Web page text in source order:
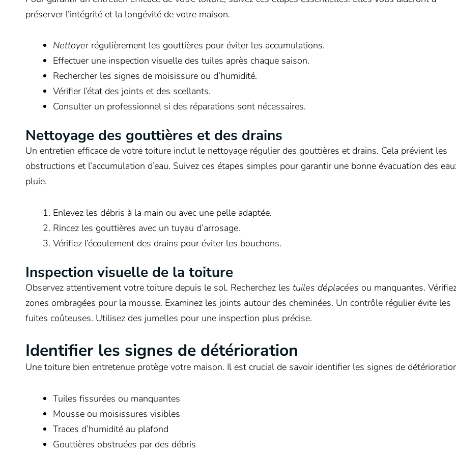
préserver l’intégrité et la longévité de votre maison.
Nettoyerrégulièrement les gouttières pour éviter les accumulations.
Effectuer une inspection visuelle des tuiles après chaque saison.
Rechercher les signes de moisissure ou d’humidité.
Vérifier l’état des joints et des scellants.
Consulter un professionnel si des réparations sont nécessaires.
Nettoyage des gouttières et des drains
Un entretien efficace de votre toiture inclut le nettoyage régulier des gouttières et drains. Cela prévient les
obstructions et l’accumulation d’eau. Suivez ces étapes simples pour garantir une bonne évacuation des
pluie.
Enlevez les débris à la main ou avec une pelle adaptée.
Rincez les gouttières avec un tuyau d’arrosage.
Vérifiez l’écoulement des drains pour éviter les bouchons.
Inspection visuelle de la toiture
Observez attentivement votre toiture depuis le sol. Recherchez les tuiles déplacées ou manquantes.
zones ombragées pour la mousse. Examinez les joints autour des cheminées. Un contrôle régulier évite les
fuites coûteuses. Utilisez des jumelles pour une inspection plus précise.
Identifier les signes de détérioration
Une toiture bien entretenue protège votre maison. Il est crucial de savoir identifier les signes de
Tuiles fissurées ou manquantes
Mousse ou moisissures visibles
Traces d’humidité au plafond
Gouttières obstruées par des débris